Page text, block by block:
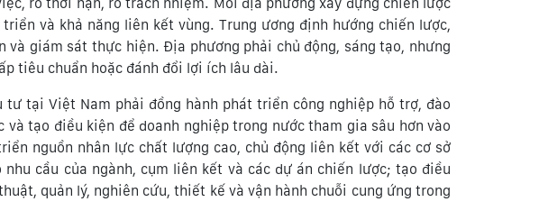
và khả năng liên kết vùng. Trung ương định hướng chiến lược,
giám sát thực hiện. Địa phương phải chủ động, sáng tạo, nhưng
tiêu chuẩn hoặc đánh đổi lợi ích lâu dài.
tại Việt Nam phải đồng hành phát triển công nghiệp hỗ trợ, đào
tạo điều kiện để doanh nghiệp trong nước tham gia sâu hơn vào
nguồn nhân lực chất lượng cao, chủ động liên kết với các cơ sở
cầu của ngành, cụm liên kết và các dự án chiến lược; tạo điều
quản lý, nghiên cứu, thiết kế và vận hành chuỗi cung ứng trong